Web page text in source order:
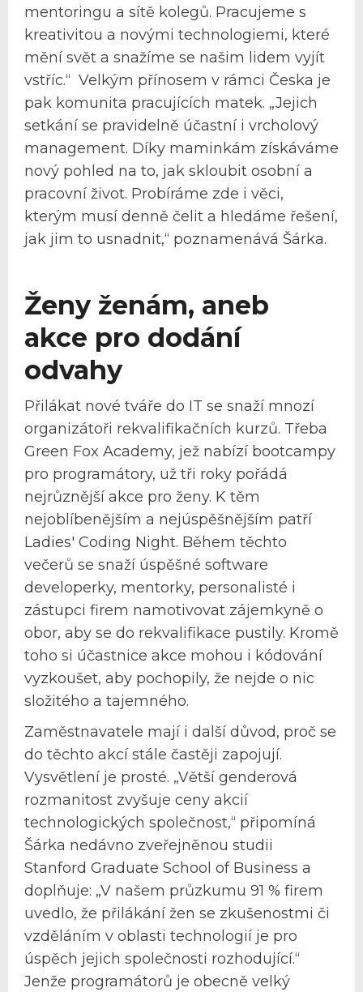
mentoringu a sítě kolegů. Pracujeme s
kreativitou a novými technologiemi, které
mění svět a snažíme se našim lidem vyjít
vstříc.“ Velkým přínosem v rámci Česka je
pak komunita pracujících matek. „Jejich
setkání se pravidelně účastní i vrcholový
management. Díky maminkám získáváme
nový pohled na to, jak skloubit osobní a
pracovní život. Probíráme zde i věci,
kterým musí denně čelit a hledáme řešení,
jak jim to usnadnit,“ poznamenává Šárka.
Ženy ženám, aneb
akce pro dodání
odvahy
Přilákat nové tváře do IT se snaží mnozí
organizátoři rekvalifikačních kurzů. Třeba
Green Fox Academy, jež nabízí bootcampy
pro programátory, už tři roky pořádá
nejrůznější akce pro ženy. K těm
nejoblíbenějším a nejúspěšnějším patří
Ladies' Coding Night. Během těchto
večerů se snaží úspěšné software
developerky, mentorky, personalisté i
zástupci firem namotivovat zájemkyně o
obor, aby se do rekvalifikace pustily. Kromě
toho si účastnice akce mohou i kódování
vyzkoušet, aby pochopily, že nejde o nic
složitého a tajemného.
Zaměstnavatele mají i další důvod, proč se
do těchto akcí stále častěji zapojují.
Vysvětlení je prosté. „Větší genderová
rozmanitost zvyšuje ceny akcií
technologických společnost,“ připomíná
Šárka nedávno zveřejněnou studii
Stanford Graduate School of Business a
doplňuje: „V našem průzkumu 91 % firem
uvedlo, že přilákání žen se zkušenostmi či
vzděláním v oblasti technologií je pro
úspěch jejich společnosti rozhodující.“
Jenže programátorů je obecně velký